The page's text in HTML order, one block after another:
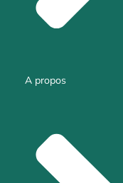
A propos